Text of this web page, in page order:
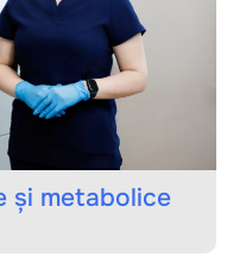
și metabolice